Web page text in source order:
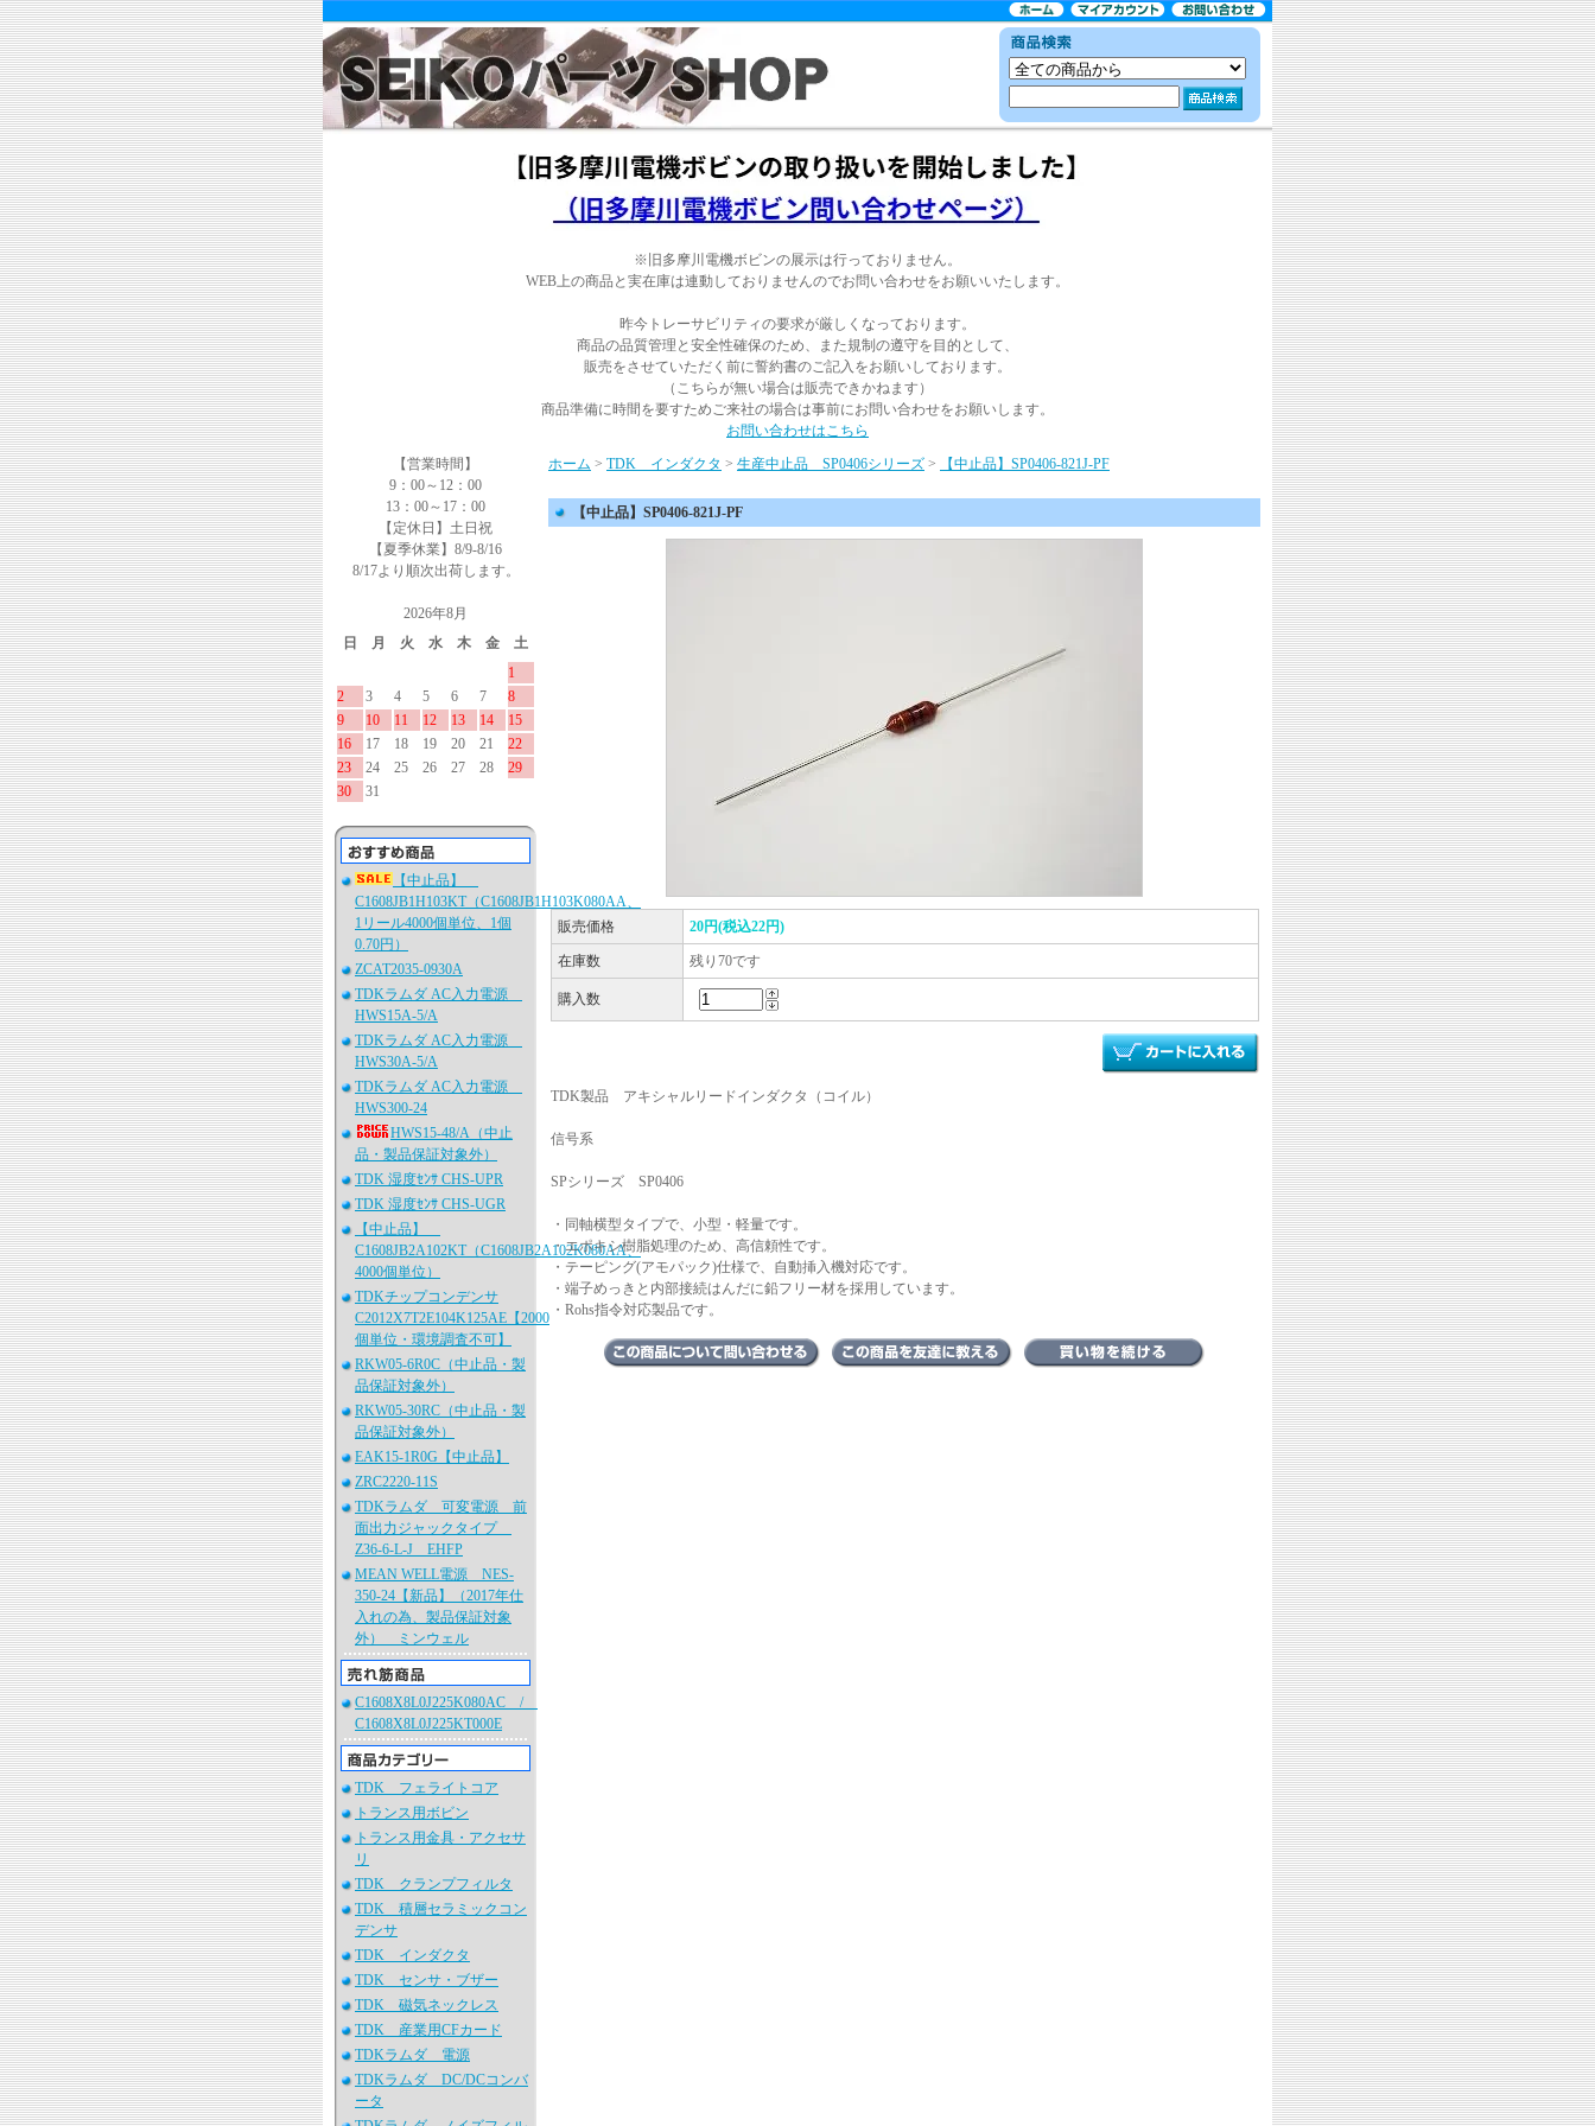
※旧多摩川電機ボビンの展示は行っておりません。
WEB上の商品と実在庫は連動しておりませんのでお問い合わせをお願いいたします。
昨今トレーサビリティの要求が厳しくなっております。
商品の品質管理と安全性確保のため、また規制の遵守を目的として、
販売をさせていただく前に誓約書のご記入をお願いしております。
（こちらが無い場合は販売できかねます）
商品準備に時間を要すためご来社の場合は事前にお問い合わせをお願いします。
お問い合わせはこちら
【営業時間】
9：00～12：00
13：00～17：00
【定休日】土日祝
【夏季休業】8/9-8/16
8/17より順次出荷します。
2026年8月
日
月 火 水 木 金
土
1
2
3 4 5 6 7
8
9
10 11 12 13 14
15
16
17 18 19 20 21
22
23
24 25 26 27 28
29
30
31
【中止品】
C1608JB1H103KT（C1608JB1H103K080AA、
1リール4000個単位、1個
0.70円）
ZCAT2035-0930A
TDKラムダ AC入力電源
HWS15A-5/A
TDKラムダ AC入力電源
HWS30A-5/A
TDKラムダ AC入力電源
HWS300-24
HWS15-48/A（中止
品・製品保証対象外）
TDK 湿度ｾﾝｻ CHS-UPR
TDK 湿度ｾﾝｻ CHS-UGR
【中止品】
C1608JB2A102KT（C1608JB2A102K080AA、
4000個単位）
TDKチップコンデンサ
C2012X7T2E104K125AE【2000
個単位・環境調査不可】
RKW05-6R0C（中止品・製
品保証対象外）
RKW05-30RC（中止品・製
品保証対象外）
EAK15-1R0G【中止品】
ZRC2220-11S
TDKラムダ 可変電源 前
面出力ジャックタイプ
Z36-6-L-J EHFP
MEAN WELL電源 NES-
350-24【新品】（2017年仕
入れの為、製品保証対象
外） ミンウェル
C1608X8L0J225K080AC /
C1608X8L0J225KT000E
TDK フェライトコア
トランス用ボビン
トランス用金具・アクセサ
リ
TDK クランプフィルタ
TDK 積層セラミックコン
デンサ
TDK インダクタ
TDK センサ・ブザー
TDK 磁気ネックレス
TDK 産業用CFカード
TDKラムダ 電源
TDKラムダ DC/DCコンバ
ータ
ホーム > TDK インダクタ > 生産中止品 SP0406シリーズ > 【中止品】SP0406-821J-PF
【中止品】SP0406-821J-PF
販売価格 20円(税込22円)
在庫数 残り70です
購入数
TDK製品 アキシャルリードインダクタ（コイル）
信号系
SPシリーズ SP0406
・同軸横型タイプで、小型・軽量です。
・エポキシ樹脂処理のため、高信頼性です。
・テーピング(アモパック)仕様で、自動挿入機対応です。
・端子めっきと内部接続はんだに鉛フリー材を採用しています。
・Rohs指令対応製品です。